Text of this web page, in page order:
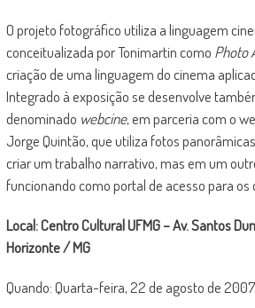
O projeto fotográfico utiliza a linguagem
conceitualizada por Tonimartin como Photo
criação de uma linguagem do cinema
Integrado à exposição se desenvolve
denominado webcine, em parceria com o
Jorge Quintão, que utiliza fotos
criar um trabalho narrativo, mas em um
funcionando como portal de acesso para os
Local: Centro Cultural UFMG – Av. Santos
Horizonte / MG
Quando: Quarta-feira, 22 de agosto de